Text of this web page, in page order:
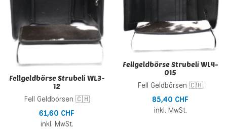
Schnellansicht
Fellgeldbörse Strubeli WL3-
12
Fell Geldbörsen 🇨🇭
61,60 CHF
inkl. MwSt.
Fellgeldbörse Strubeli WL4-
015
Fell Geldbörsen 🇨🇭
85,40 CHF
inkl. MwSt.